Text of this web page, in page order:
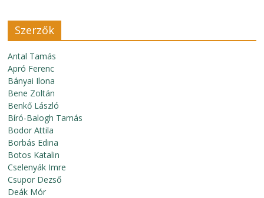
Szerzők
Antal Tamás
Apró Ferenc
Bányai Ilona
Bene Zoltán
Benkő László
Bíró-Balogh Tamás
Bodor Attila
Borbás Edina
Botos Katalin
Cselenyák Imre
Csupor Dezső
Deák Mór